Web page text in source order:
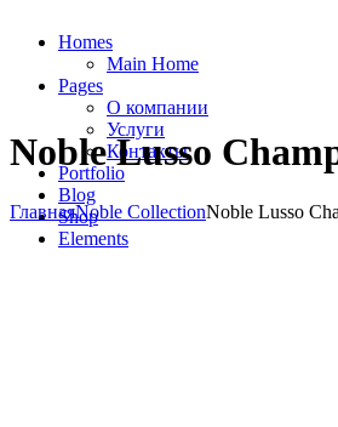
Homes
Main Home
Pages
О компании
Услуги
Контакты
Portfolio
Blog
Shop
Elements
Noble Lusso
ГлавнаяNoble CollectionNoble Lusso